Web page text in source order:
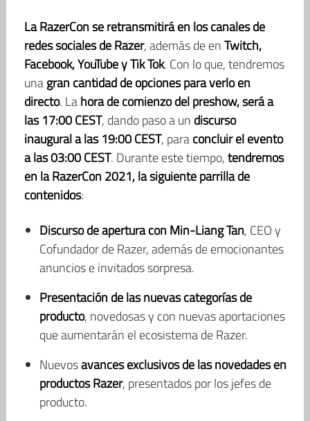
La RazerCon se retransmitirá en los canales de
redes sociales de Razer, además de enTwitch,
Facebook, YouTube y Tik Tok. Con lo que, tendremos
unagran cantidad de opciones para verlo en
directo. Lahora de comienzo del preshow, será a
las 17:00 CEST, dando paso a un discurso
inaugural a las 19:00 CEST, paraconcluir el evento
a las 03:00 CEST. Durante este tiempo,tendremos
en la RazerCon 2021, la siguiente parrilla de
contenidos:
Discurso de apertura con Min-Liang Tan, CEO y
Cofundador de Razer, además de emocionantes
anuncios e invitados sorpresa.
Presentación de las nuevas categorías de
producto, novedosas y con nuevas aportaciones
que aumentarán el ecosistema de Razer.
Nuevosavances exclusivos de las novedades en
productos Razer, presentados por los jefes de
producto.